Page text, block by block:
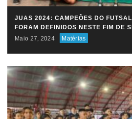
JUAS 2024: CAMPEÕES DO
FORAM DEFINIDOS NESTE FIM DE
Maio 27, 2024
Matérias